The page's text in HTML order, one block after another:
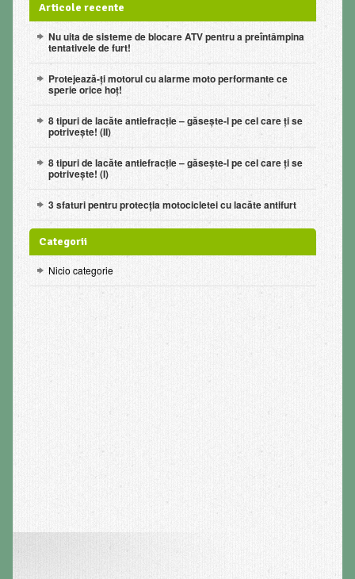
Articole recente
Nu uita de sisteme de blocare ATV pentru a preîntâmpina
tentativele de furt!
Protejează-ți motorul cu alarme moto performante ce
sperie orice hoț!
8 tipuri de lacăte antiefracție – găsește-l pe cel care ți se
potrivește! (II)
8 tipuri de lacăte antiefracție – găsește-l pe cel care ți se
potrivește! (I)
3 sfaturi pentru protecţia motocicletei cu lacăte antifurt
Categorii
Nicio categorie